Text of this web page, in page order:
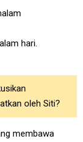
hari.
oleh Siti?
membawa